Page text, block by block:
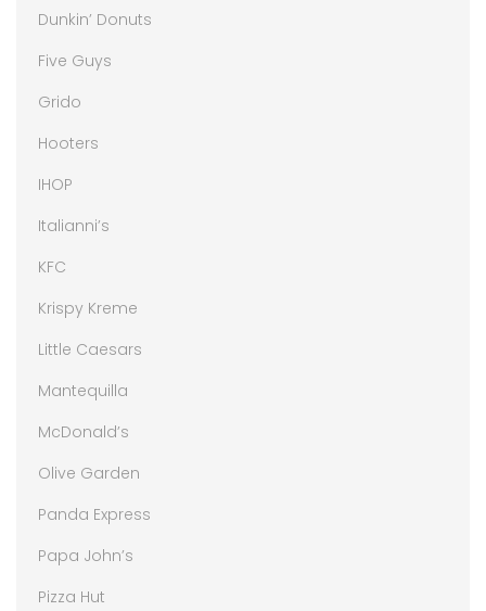
Dunkin’ Donuts
Five Guys
Grido
Hooters
IHOP
Italianni’s
KFC
Krispy Kreme
Little Caesars
Mantequilla
McDonald’s
Olive Garden
Panda Express
Papa John’s
Pizza Hut